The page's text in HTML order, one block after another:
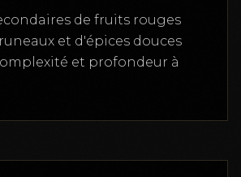
de fruits rouges
et d'épices douces
et profondeur à